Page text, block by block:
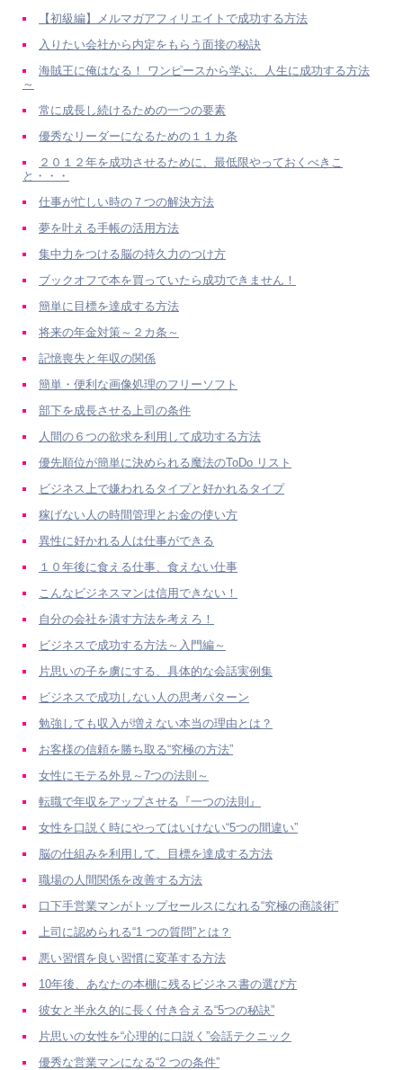
【初級編】メルマガアフィリエイトで成功する方法
入りたい会社から内定をもらう面接の秘訣
海賊王に俺はなる！ ワンピースから学ぶ、人生に成功する方法
～
常に成長し続けるための一つの要素
優秀なリーダーになるための１１カ条
２０１２年を成功させるために、最低限やっておくべきこ
と・・・
仕事が忙しい時の７つの解決方法
夢を叶える手帳の活用方法
集中力をつける脳の持久力のつけ方
ブックオフで本を買っていたら成功できません！
簡単に目標を達成する方法
将来の年金対策～２カ条～
記憶喪失と年収の関係
簡単・便利な画像処理のフリーソフト
部下を成長させる上司の条件
人間の６つの欲求を利用して成功する方法
優先順位が簡単に決められる魔法のToDo リスト
ビジネス上で嫌われるタイプと好かれるタイプ
稼げない人の時間管理とお金の使い方
異性に好かれる人は仕事ができる
１０年後に食える仕事、食えない仕事
こんなビジネスマンは信用できない！
自分の会社を潰す方法を考えろ！
ビジネスで成功する方法～入門編～
片思いの子を虜にする、具体的な会話実例集
ビジネスで成功しない人の思考パターン
勉強しても収入が増えない本当の理由とは？
お客様の信頼を勝ち取る“究極の方法”
女性にモテる外見～7つの法則～
転職で年収をアップさせる『一つの法則』
女性を口説く時にやってはいけない“5つの間違い”
脳の仕組みを利用して、目標を達成する方法
職場の人間関係を改善する方法
口下手営業マンがトップセールスになれる“究極の商談術”
上司に認められる“1 つの質問”とは？
悪い習慣を良い習慣に変革する方法
10年後、あなたの本棚に残るビジネス書の選び方
彼女と半永久的に長く付き合える“5つの秘訣”
片思いの女性を“心理的に口説く”会話テクニック
優秀な営業マンになる“2 つの条件”